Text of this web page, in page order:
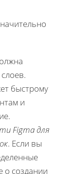
быстрому
и
Figma для
. Если вы
о создании